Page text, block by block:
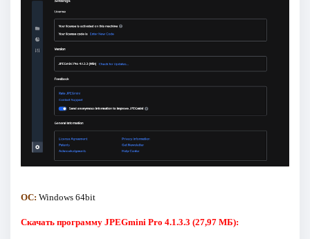
ОС: Windows 64bit
Скачать программу JPEGmini Pro 4.1.3.3 (27,97 МБ):